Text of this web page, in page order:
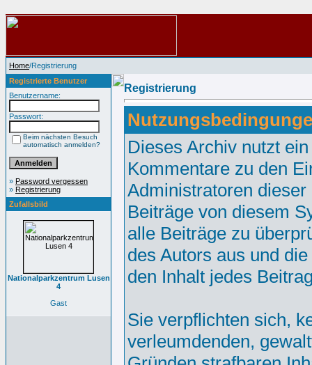
Home/Registrierung
Registrierte Benutzer
Benutzername:
Passwort:
Beim nächsten Besuch
automatisch anmelden?
» Password vergessen
» Registrierung
Zufallsbild
Nationalparkzentrum Lusen
4
Gast
Registrierung
Dieses Archiv nutzt
Kommentare zu den
Administratoren
Beiträge von diesem
alle Beiträge zu
des Autors aus und
den Inhalt jedes
Sie verpflichten sich,
verleumdenden,